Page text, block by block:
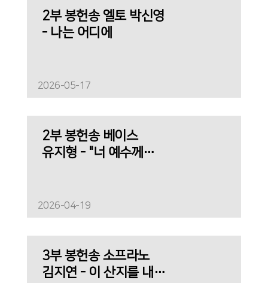
2부 봉헌송 엘토 박신영
- 나는 어디에
2026-05-17
2부 봉헌송 베이스
유지형 - "너 예수께
2026-04-19
3부 봉헌송 소프라노
김지연 - 이 산지를 내게